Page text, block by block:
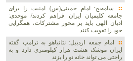
سامه‌یح: امام خمینی(س) امنیت را برای
جامعه کلیمیان ایران فراهم کردند/ موحدی:
ادیان الهی باید بر محور مشترکات، همگرایی
خود را تقویت کنند
امام جمعه اردبیل: نتانیاهو به ترامپ گفته
ایران موشک هشت هزار کیلومتری دارد و به
راحتی می تواند خانه تو را بزند